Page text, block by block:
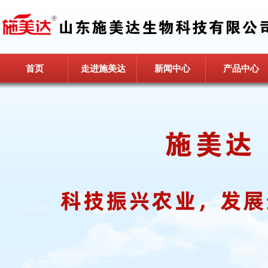
首页 走进施美达 新闻中心 产品中心